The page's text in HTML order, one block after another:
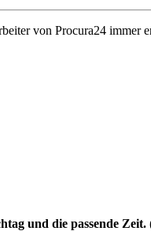
von Procura24 immer
und die passende Zeit.